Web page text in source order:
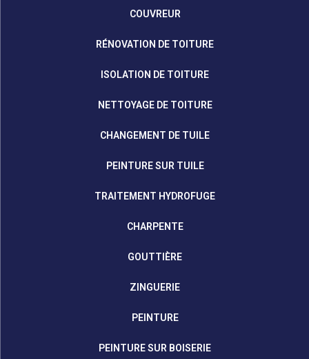
COUVREUR
RÉNOVATION DE TOITURE
ISOLATION DE TOITURE
NETTOYAGE DE TOITURE
CHANGEMENT DE TUILE
PEINTURE SUR TUILE
TRAITEMENT HYDROFUGE
CHARPENTE
GOUTTIÈRE
ZINGUERIE
PEINTURE
PEINTURE SUR BOISERIE